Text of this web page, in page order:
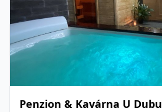
Penzion & Kavárna U Dubu